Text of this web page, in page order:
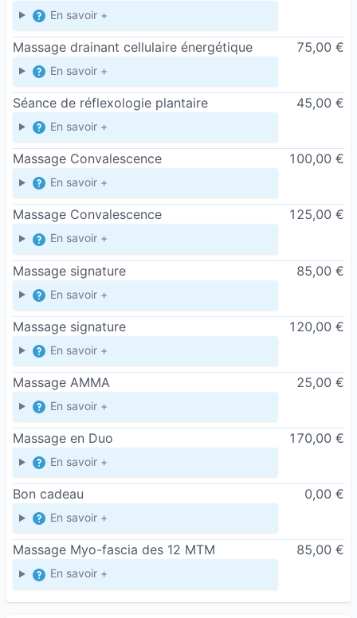
En savoir +
Massage drainant cellulaire énergétique
En savoir +
75,00 €
Séance de réflexologie plantaire
En savoir +
45,00 €
Massage Convalescence
En savoir +
100,00 €
Massage Convalescence
En savoir +
125,00 €
Massage signature
En savoir +
85,00 €
Massage signature
En savoir +
120,00 €
Massage AMMA
En savoir +
25,00 €
Massage en Duo
En savoir +
170,00 €
Bon cadeau
En savoir +
0,00 €
Massage Myo-fascia des 12 MTM
En savoir +
85,00 €